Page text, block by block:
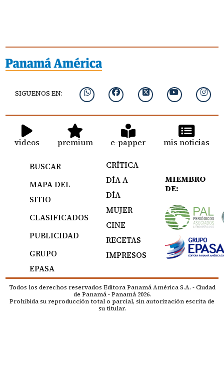
SIGUENOS EN:
videos premium e-papper mis noticias
BUSCAR
MAPA DEL
SITIO
CLASIFICADOS
PUBLICIDAD
GRUPO
EPASA
CRÍTICA
DÍA A
DÍA
MUJER
CINE
RECETAS
IMPRESOS
MIEMBRO
DE:
Todos los derechos reservados Editora Panamá América S.A. - Ciudad
de Panamá - Panamá 2026.
Prohibida su reproducción total o parcial, sin autorización escrita de
su titular.